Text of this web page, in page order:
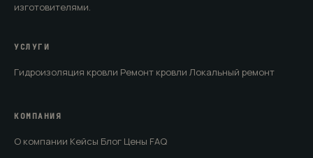
изготовителями.
УСЛУГИ
Гидроизоляция кровли Ремонт кровли Локальный ремонт
КОМПАНИЯ
О компании Кейсы Блог Цены FAQ